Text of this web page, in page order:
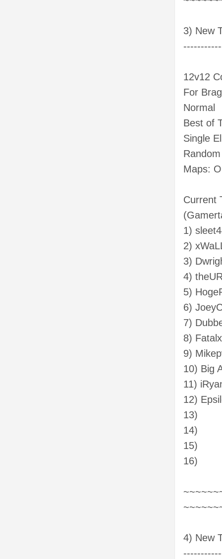
3) New
12v12
For
Normal
Best of
Single
Maps:
Current
1)
2)
3)
4)
5)
6)
7)
8)
9)
10) Big
11)
12)
13)
14)
15)
16)
4) New